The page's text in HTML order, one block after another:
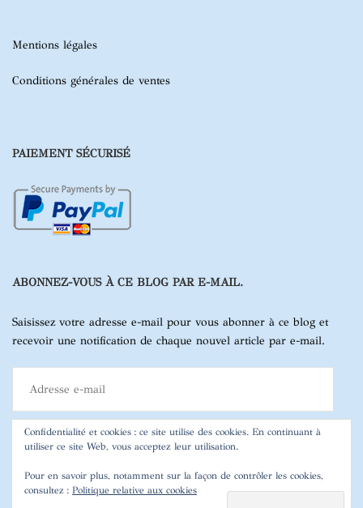
Mentions légales
Conditions générales de ventes
PAIEMENT SÉCURISÉ
ABONNEZ-VOUS À CE BLOG PAR E-MAIL.
Saisissez votre adresse e-mail pour vous abonner à ce blog et
recevoir une notification de chaque nouvel article par e-mail.
mail
ABONNEZ-VOUS
Confidentialité et cookies : ce site utilise des cookies. En continuant à
utiliser ce site Web, vous acceptez leur utilisation.
Pour en savoir plus, notamment sur la façon de contrôler les cookies,
consultez : Politique relative aux cookies